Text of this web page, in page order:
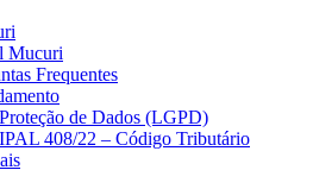
Mucuri
Frequentes
de Dados (LGPD)
408/22 – Código Tributário